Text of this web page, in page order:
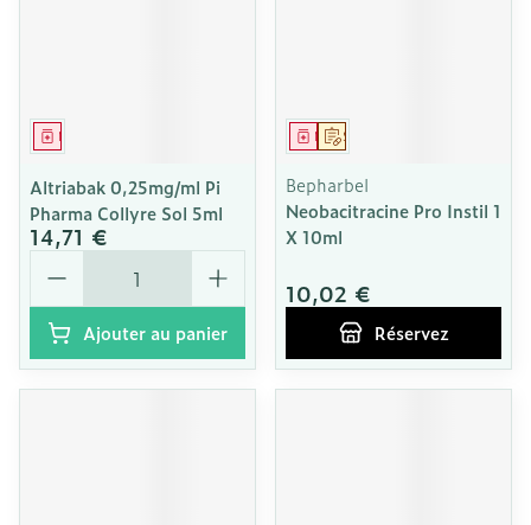
Médicament
Altriabak 0,25mg/ml Pi
Pharma Collyre Sol 5ml
14,71 €
Quantité
Ajouter au panier
Sur prescription
Médicament
Bepharbel
Neobacitracine Pro Instil 1
X 10ml
10,02 €
Réservez